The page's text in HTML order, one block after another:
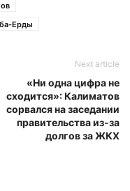
Ерды
Next article
«Ни одна цифра не
сходится»: Калиматов
сорвался на заседании
правительства из-за
долгов за ЖКХ